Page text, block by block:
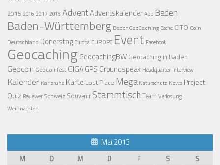
2015 2016 2017 2018 AdventAdventskalenderApp Baden
Baden-Württemberg BadenGeoCaching Cache CITO Coin
Deutschland Dönerstag Europa EUROPE Event Facebook
Geocaching GeocachingBW Geocaching in Baden
Geocoin Geocoinfest GIGAGPS Groundspeak Headquarter Interview
Kalender Karlsruhe Karte Lost Place Mega Naturschutz News Project
Quiz ReviewerSchweiz Souvenir Stammtisch Team Verlosung
Weihnachten
Mai 2013
M
D M D F S
S